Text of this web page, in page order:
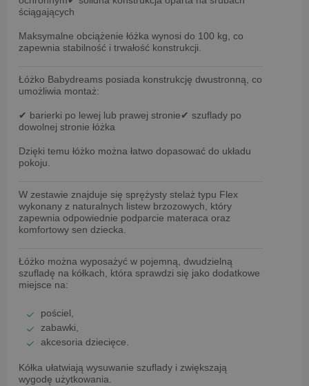
ściągających
Maksymalne obciążenie łóżka wynosi do 100 kg , co
zapewnia stabilność i trwałość konstrukcji.
Łóżko Babydreams posiada konstrukcję dwustronną , co
umożliwia montaż:
✔ barierki po lewej lub prawej stronie✔ szuflady po
dowolnej stronie łóżka
Dzięki temu łóżko można łatwo dopasować do układu
pokoju.
W zestawie znajduje się sprężysty stelaż typu Flex
wykonany z naturalnych listew brzozowych , który
zapewnia odpowiednie podparcie materaca oraz
komfortowy sen dziecka.
Łóżko można wyposażyć w pojemną, dwudzielną
szufladę na kółkach , która sprawdzi się jako dodatkowe
miejsce na:
pościel,
zabawki,
akcesoria dziecięce.
Kółka ułatwiają wysuwanie szuflady i zwiększają
wygodę użytkowania.